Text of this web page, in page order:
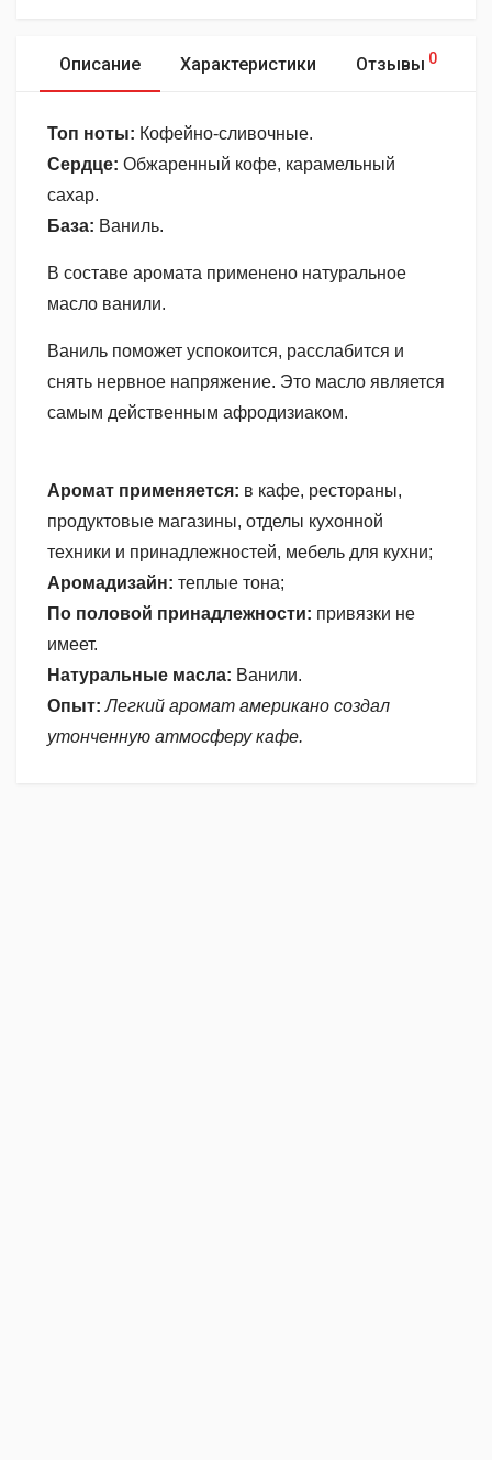
Описание Характеристики Отзывы 0
Топ ноты: Кофейно-сливочные.
Сердце: Обжаренный кофе, карамельный
сахар.
База: Ваниль.
В составе аромата применено натуральное
масло ванили.
Ваниль поможет успокоится, расслабится и
снять нервное напряжение. Это масло является
самым действенным афродизиаком.
Аромат применяется: в кафе, рестораны,
продуктовые магазины, отделы кухонной
техники и принадлежностей, мебель для кухни;
Аромадизайн: теплые тона;
По половой принадлежности: привязки не
имеет.
Натуральные масла: Ванили.
Опыт: Легкий аромат американо создал
утонченную атмосферу кафе.